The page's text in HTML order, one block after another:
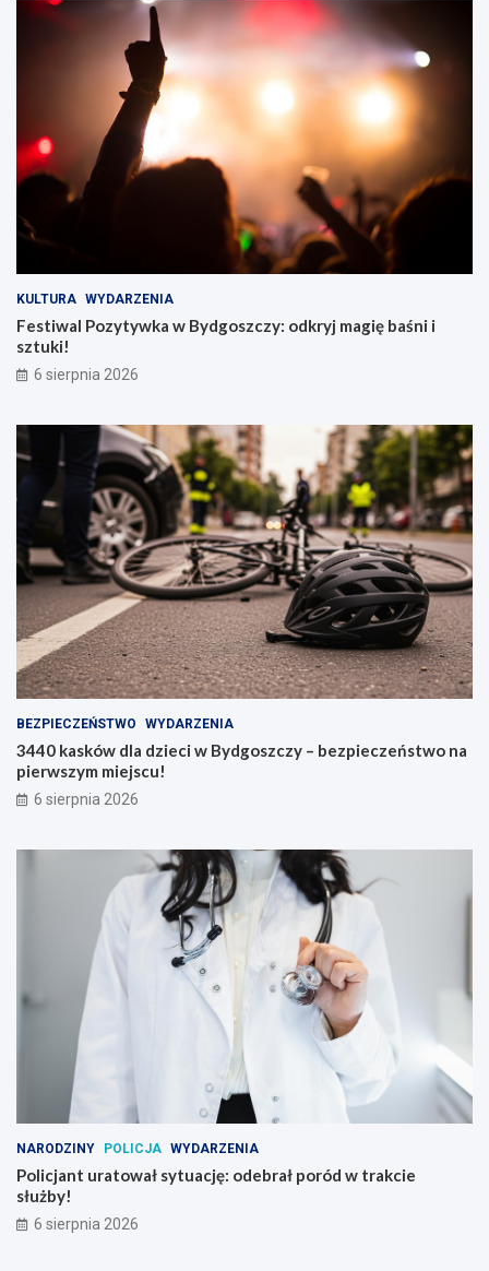
KULTURA WYDARZENIA
Festiwal Pozytywka w Bydgoszczy: odkryj magię baśni i
sztuki!
6 sierpnia 2026
BEZPIECZEŃSTWO WYDARZENIA
3440 kasków dla dzieci w Bydgoszczy – bezpieczeństwo na
pierwszym miejscu!
6 sierpnia 2026
NARODZINY POLICJA WYDARZENIA
Policjant uratował sytuację: odebrał poród w trakcie
służby!
6 sierpnia 2026